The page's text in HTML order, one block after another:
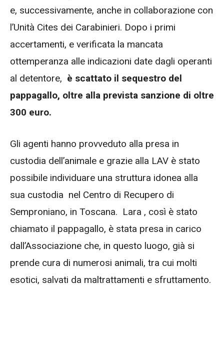
e, successivamente, anche in collaborazione con
l’Unità Cites dei Carabinieri. Dopo i primi
accertamenti, e verificata la mancata
ottemperanza alle indicazioni date dagli operanti
al detentore, è scattato il sequestro del
pappagallo, oltre alla prevista sanzione di oltre
300 euro.
Gli agenti hanno provveduto alla presa in
custodia dell’animale e grazie alla LAV è stato
possibile individuare una struttura idonea alla
sua custodia nel Centro di Recupero di
Semproniano, in Toscana. Lara , così è stato
chiamato il pappagallo, è stata presa in carico
dall’Associazione che, in questo luogo, già si
prende cura di numerosi animali, tra cui molti
esotici, salvati da maltrattamenti e sfruttamento.